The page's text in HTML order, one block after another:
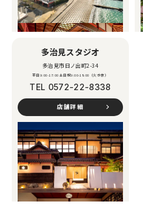
多治見スタジオ
多治見市日ノ出町2-34
平日9:00-17:00 土日祝9:00-18:00（火水休）
TEL 0572-22-8338
店舗詳細